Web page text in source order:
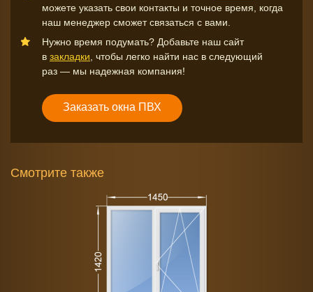
можете указать свои контакты и точное время, когда
наш менеджер сможет связаться с вами.
Нужно время подумать? Добавьте наш сайт
в закладки , чтобы легко найти нас в следующий
раз — мы надежная компания!
Заказать окна ПВХ
Смотрите также